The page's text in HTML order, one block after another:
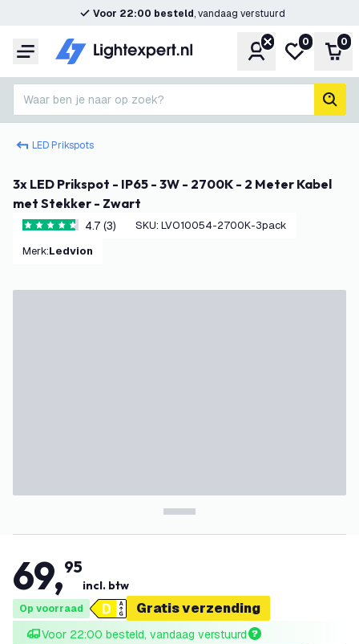
Voor 22:00 besteld, vandaag verstuurd
Menu Account
Mijn
0 0
Waar ben je naar op zoek?
LED Prikspots
3x LED Prikspot - IP65 - 3W - 2700K - 2 Meter Kabel
met Stekker - Zwart
4.7 score sterren
4.7 (3) SKU: LVO10054-2700K-3pack
Merk: Ledvion
69,95
incl. btw
Op voorraad Gratis verzending
Voor 22:00 besteld, vandaag verstuurd